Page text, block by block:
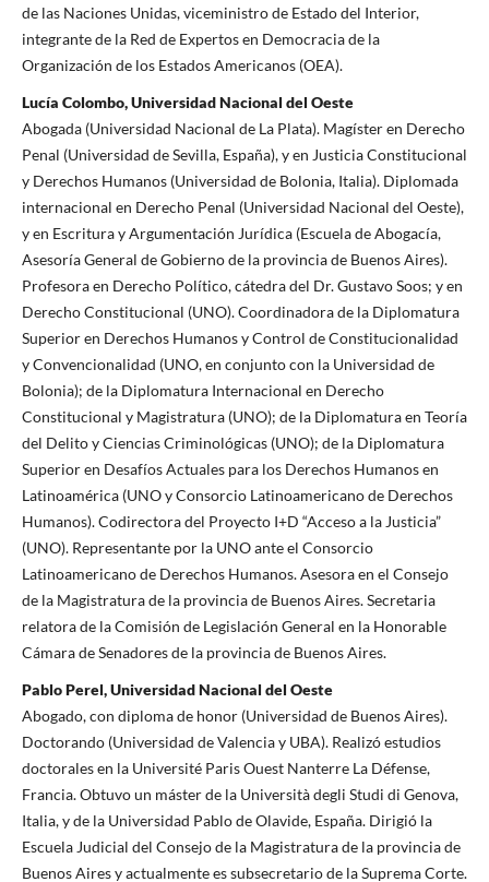
de las Naciones Unidas, viceministro de Estado del Interior,
integrante de la Red de Expertos en Democracia de la
Organización de los Estados Americanos (OEA).
Lucía Colombo, Universidad Nacional del Oeste
Abogada (Universidad Nacional de La Plata). Magíster en Derecho
Penal (Universidad de Sevilla, España), y en Justicia Constitucional
y Derechos Humanos (Universidad de Bolonia, Italia). Diplomada
internacional en Derecho Penal (Universidad Nacional del Oeste),
y en Escritura y Argumentación Jurídica (Escuela de Abogacía,
Asesoría General de Gobierno de la provincia de Buenos Aires).
Profesora en Derecho Político, cátedra del Dr. Gustavo Soos; y en
Derecho Constitucional (UNO). Coordinadora de la Diplomatura
Superior en Derechos Humanos y Control de Constitucionalidad
y Convencionalidad (UNO, en conjunto con la Universidad de
Bolonia); de la Diplomatura Internacional en Derecho
Constitucional y Magistratura (UNO); de la Diplomatura en Teoría
del Delito y Ciencias Criminológicas (UNO); de la Diplomatura
Superior en Desafíos Actuales para los Derechos Humanos en
Latinoamérica (UNO y Consorcio Latinoamericano de Derechos
Humanos). Codirectora del Proyecto I+D “Acceso a la Justicia”
(UNO). Representante por la UNO ante el Consorcio
Latinoamericano de Derechos Humanos. Asesora en el Consejo
de la Magistratura de la provincia de Buenos Aires. Secretaria
relatora de la Comisión de Legislación General en la Honorable
Cámara de Senadores de la provincia de Buenos Aires.
Pablo Perel, Universidad Nacional del Oeste
Abogado, con diploma de honor (Universidad de Buenos Aires).
Doctorando (Universidad de Valencia y UBA). Realizó estudios
doctorales en la Université Paris Ouest Nanterre La Défense,
Francia. Obtuvo un máster de la Università degli Studi di Genova,
Italia, y de la Universidad Pablo de Olavide, España. Dirigió la
Escuela Judicial del Consejo de la Magistratura de la provincia de
Buenos Aires y actualmente es subsecretario de la Suprema Corte.